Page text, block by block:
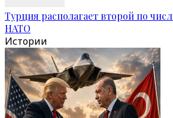
Турция располагает второй по
НАТО
Истории